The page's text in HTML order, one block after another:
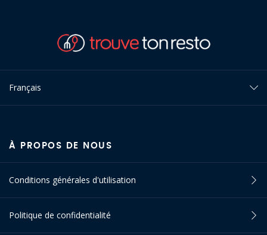
Français
À PROPOS DE NOUS
Conditions générales d'utilisation
Politique de confidentialité